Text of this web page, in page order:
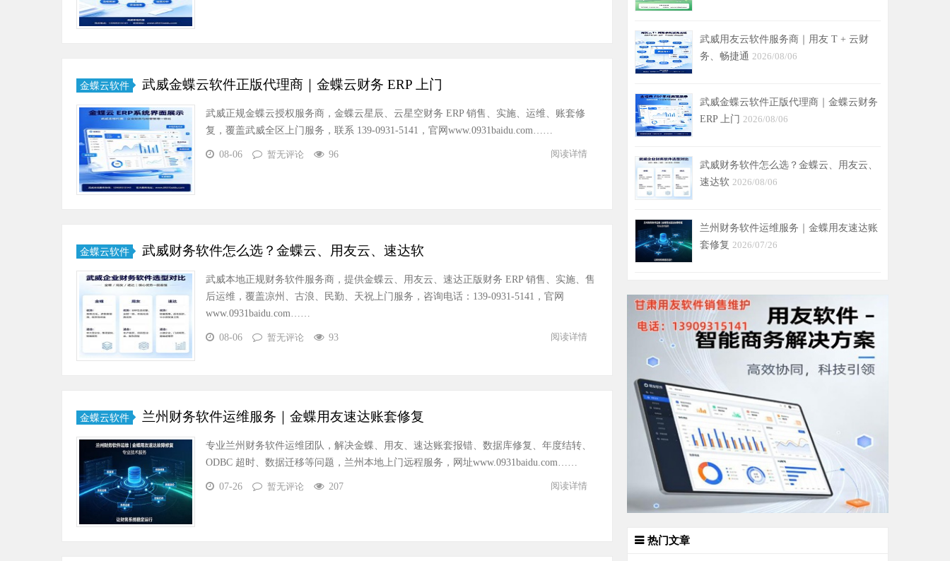
金蝶云软件 武威金蝶云软件正版代理商｜金蝶云财务 ERP 上门
武威正规金蝶云授权服务商，金蝶云星辰、云星空财务 ERP 销售、实施、运维、账套修
复，覆盖武威全区上门服务，联系 139-0931-5141，官网www.0931baidu.com……
08-06 暂无评论 96 阅读详情
金蝶云软件 武威财务软件怎么选？金蝶云、用友云、速达软
武威本地正规财务软件服务商，提供金蝶云、用友云、速达正版财务 ERP 销售、实施、售
后运维，覆盖凉州、古浪、民勤、天祝上门服务，咨询电话：139-0931-5141，官网
www.0931baidu.com……
08-06 暂无评论 93 阅读详情
金蝶云软件 兰州财务软件运维服务｜金蝶用友速达账套修复
专业兰州财务软件运维团队，解决金蝶、用友、速达账套报错、数据库修复、年度结转、
ODBC 超时、数据迁移等问题，兰州本地上门远程服务，网址www.0931baidu.com……
07-26 暂无评论 207 阅读详情
武威用友云软件服务商｜用友 T + 云财
务、畅捷通 2026/08/06
武威金蝶云软件正版代理商｜金蝶云财务
ERP 上门 2026/08/06
武威财务软件怎么选？金蝶云、用友云、
速达软 2026/08/06
兰州财务软件运维服务｜金蝶用友速达账
套修复 2026/07/26
热门文章